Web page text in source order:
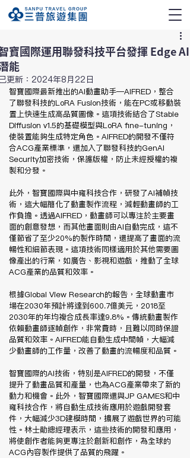
寶國際運用聯發科技平台發揮 Edge AI
能
更新： 2024年8月22日
智寶國際最新推出的AI動畫助手—AIFRED，整合
了聯發科技的LoRA Fusion技術，能在PC或移動裝
置上快速生成高品質圖像。這項技術結合了Stable
Diffusion v1.5的基礎模型與LoRA fine-tuning，
使裝置能夠生成特定角色。AIFRED的開發不僅符
合ACG產業標準，還加入了聯發科技的GenAI
Security加密技術，保護版權，防止未經授權的複
製和分發。
此外，智寶國際與中雍科技合作，研發了AI補幀技
術，這大幅簡化了動畫製作流程，減輕動畫師的工
作負擔。透過AIFRED，動畫師可以專注於主要畫
面的創意發想，而其他畫面則由AI自動完成，這不
僅節省了至少20%的製作時間，還提高了畫面的流
暢性和細節表現。這項技術同樣適用於其他需要圖
像產出的行業，如廣告、影視和遊戲，推動了全球
ACG產業的品質和效率。
根據Global View Research的報告，全球動畫市
場在2030年預計將達到600.7億美元，2018至
2030年的年均複合成長率達9.8%。傳統動畫製作
依賴動畫師逐幀創作，非常費時，且難以同時保證
品質和效率。AIFRED能自動生成中間幀，大幅減
少動畫師的工作量，改善了動畫的流暢度和品質。
智寶國際的AI技術，特別是AIFRED的開發，不僅
提升了動畫品質和產量，也為ACG產業帶來了新的
動力和機會。此外，智寶國際還與JP GAMES和中
雍科技合作，將自動生成技術應用於遊戲開發套
件，大幅減少3D建模時間，擴展了遊戲世界的可能
性。林士勛總經理表示，這些技術的開發和應用，
將使創作者能夠更專注於創新和創作，為全球的
ACG內容製作提供了品質的飛躍。